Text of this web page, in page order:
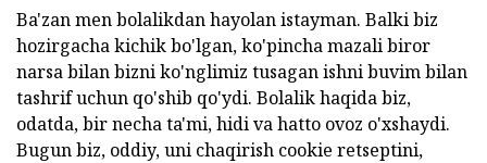
Ba'zan men bolalikdan hayolan istayman. Balki biz
hozirgacha kichik bo'lgan, ko'pincha mazali biror
narsa bilan bizni ko'nglimiz tusagan ishni buvim bilan
tashrif uchun qo'shib qo'ydi. Bolalik haqida biz,
odatda, bir necha ta'mi, hidi va hatto ovoz o'xshaydi.
Bugun biz, oddiy, uni chaqirish cookie retseptini,